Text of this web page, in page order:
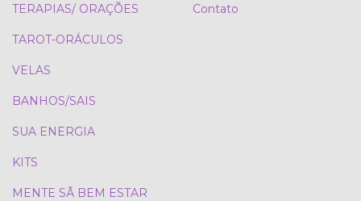
TERAPIAS/ ORAÇÕES
TAROT-ORÁCULOS
VELAS
BANHOS/SAIS
SUA ENERGIA
KITS
MENTE SÃ BEM ESTAR
Contato